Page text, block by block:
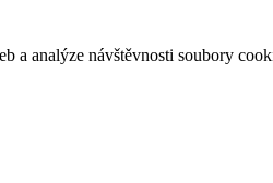
a analýze návštěvnosti soubory